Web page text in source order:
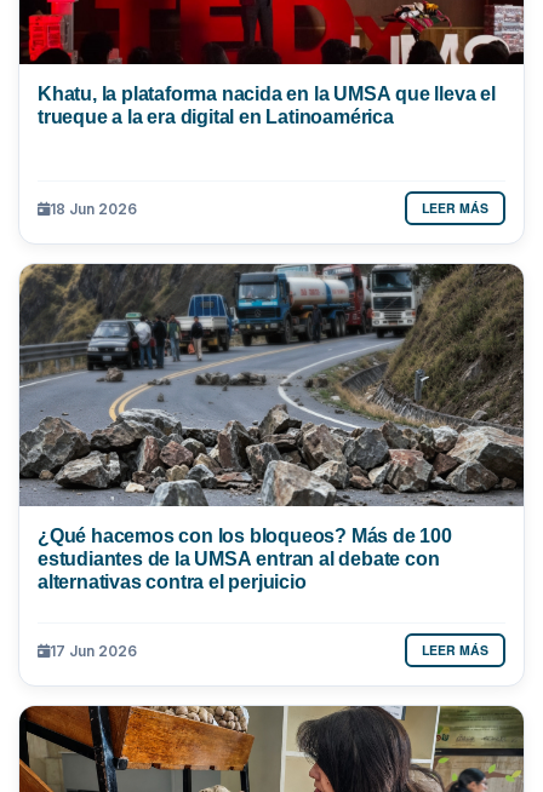
Khatu, la plataforma nacida en la UMSA que lleva el
trueque a la era digital en Latinoamérica
18 Jun 2026 LEER MÁS
¿Qué hacemos con los bloqueos? Más de 100
estudiantes de la UMSA entran al debate con
alternativas contra el perjuicio
17 Jun 2026 LEER MÁS